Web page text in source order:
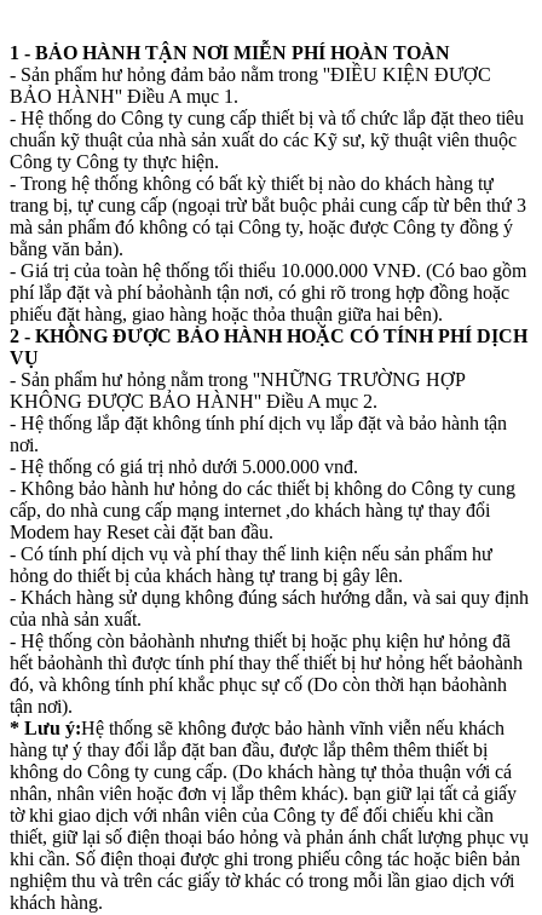
1 - BẢO HÀNH TẬN NƠI MIỄN PHÍ HOÀN TOÀN
- Sản phẩm hư hỏng đảm bảo nằm trong ''ĐIỀU KIỆN ĐƯỢC
BẢO HÀNH'' Điều A mục 1.
- Hệ thống do Công ty cung cấp thiết bị và tổ chức lắp đặt theo tiêu
chuẩn kỹ thuật của nhà sản xuất do các Kỹ sư, kỹ thuật viên thuộc
Công ty Công ty thực hiện.
- Trong hệ thống không có bất kỳ thiết bị nào do khách hàng tự
trang bị, tự cung cấp (ngoại trừ bắt buộc phải cung cấp từ bên thứ 3
mà sản phẩm đó không có tại Công ty, hoặc được Công ty đồng ý
bằng văn bản).
- Giá trị của toàn hệ thống tối thiểu 10.000.000 VNĐ. (Có bao gồm
phí lắp đặt và phí bảohành tận nơi, có ghi rõ trong hợp đồng hoặc
phiếu đặt hàng, giao hàng hoặc thỏa thuận giữa hai bên).
2 - KHÔNG ĐƯỢC BẢO HÀNH HOẶC CÓ TÍNH PHÍ DỊCH
VỤ
- Sản phẩm hư hỏng nằm trong ''NHỮNG TRƯỜNG HỢP
KHÔNG ĐƯỢC BẢO HÀNH'' Điều A mục 2.
- Hệ thống lắp đặt không tính phí dịch vụ lắp đặt và bảo hành tận
nơi.
- Hệ thống có giá trị nhỏ dưới 5.000.000 vnđ.
- Không bảo hành hư hỏng do các thiết bị không do Công ty cung
cấp, do nhà cung cấp mạng internet ,do khách hàng tự thay đổi
Modem hay Reset cài đặt ban đầu.
- Có tính phí dịch vụ và phí thay thế linh kiện nếu sản phẩm hư
hỏng do thiết bị của khách hàng tự trang bị gây lên.
- Khách hàng sử dụng không đúng sách hướng dẫn, và sai quy định
của nhà sản xuất.
- Hệ thống còn bảohành nhưng thiết bị hoặc phụ kiện hư hỏng đã
hết bảohành thì được tính phí thay thế thiết bị hư hỏng hết bảohành
đó, và không tính phí khắc phục sự cố (Do còn thời hạn bảohành
tận nơi).
* Lưu ý:Hệ thống sẽ không được bảo hành vĩnh viễn nếu khách
hàng tự ý thay đổi lắp đặt ban đầu, được lắp thêm thêm thiết bị
không do Công ty cung cấp. (Do khách hàng tự thỏa thuận với cá
nhân, nhân viên hoặc đơn vị lắp thêm khác). bạn giữ lại tất cả giấy
tờ khi giao dịch với nhân viên của Công ty để đối chiếu khi cần
thiết, giữ lại số điện thoại báo hỏng và phản ánh chất lượng phục vụ
khi cần. Số điện thoại được ghi trong phiếu công tác hoặc biên bản
nghiệm thu và trên các giấy tờ khác có trong mỗi lần giao dịch với
khách hàng.